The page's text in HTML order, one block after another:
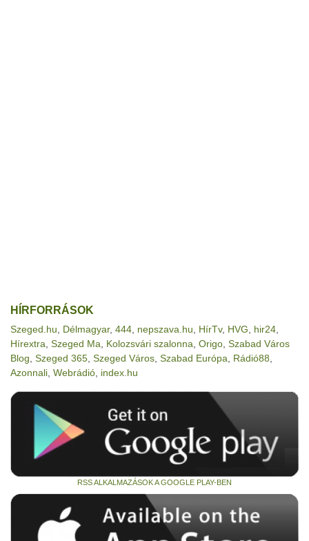
HÍRFORRÁSOK
Szeged.hu Délmagyar, 444 nepszava.hu HírTv, HVG hir24
Hírextra Szeged Ma Kolozsvári szalonna Origo Szabad Város
Blog Szeged 365 Szeged Város Szabad Európa Rádió88
Azonnali Webrádió index.hu
RSS ALKALMAZÁSOK A GOOGLE PLAY-BEN